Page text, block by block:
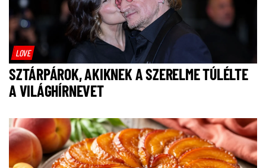
LOVE
SZTÁRPÁROK, AKIKNEK A SZERELME TÚLÉLTE
A VILÁGHÍRNEVET